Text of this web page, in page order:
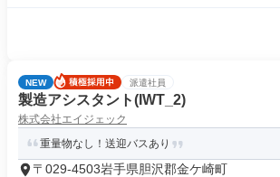
NEW 派遣社員
製造アシスタント(IWT_2)
株式会社エイジェック
重量物なし！送迎バスあり
〒029-4503岩手県胆沢郡金ケ崎町